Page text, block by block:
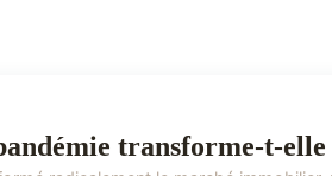
transforme-t-